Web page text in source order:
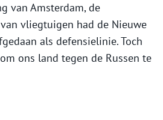
van Amsterdam, de
vliegtuigen had de Nieuwe
als defensielinie. Toch
ons land tegen de Russen te